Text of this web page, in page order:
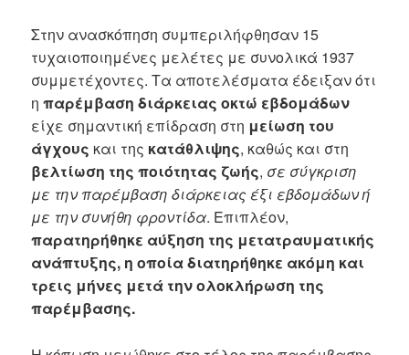
Στην ανασκόπηση συμπεριλήφθησαν 15
τυχαιοποιημένες μελέτες με συνολικά 1937
συμμετέχοντες. Τα αποτελέσματα έδειξαν ότι
ηπαρέμβαση διάρκειας οκτώ εβδομάδων
είχε σημαντική επίδραση στη μείωση του
άγχους και της κατάθλιψης, καθώς και στη
βελτίωση της ποιότητας ζωής, σε σύγκριση
με την παρέμβαση διάρκειας έξι εβδομάδων ή
με την συνήθη φροντίδα. Επιπλέον,
παρατηρήθηκε αύξηση της μετατραυματικής
ανάπτυξης, η οποία διατηρήθηκε ακόμη και
τρεις μήνες μετά την ολοκλήρωση της
παρέμβασης.